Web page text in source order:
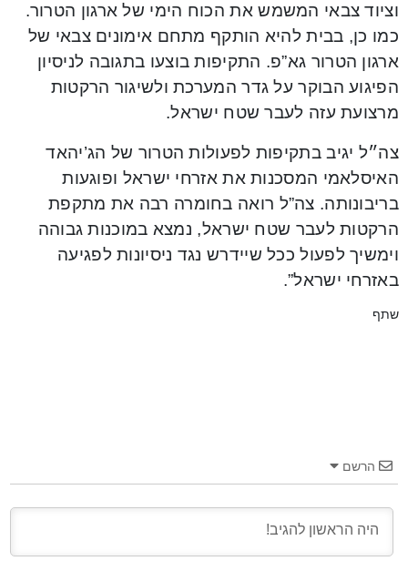
וציוד צבאי המשמש את הכוח הימי של ארגון הטרור.
כמו כן, בבית להיא הותקף מתחם אימונים צבאי של
ארגון הטרור גא”פ. התקיפות בוצעו בתגובה לניסיון
הפיגוע הבוקר על גדר המערכת ולשיגור הרקטות
מרצועת עזה לעבר שטח ישראל.
צה״ל יגיב בתקיפות לפעולות הטרור של הג’יהאד
האיסלאמי המסכנות את אזרחי ישראל ופוגעות
בריבונותה. צה”ל רואה בחומרה רבה את מתקפת
הרקטות לעבר שטח ישראל, נמצא במוכנות גבוהה
וימשיך לפעול ככל שיידרש נגד ניסיונות לפגיעה
באזרחי ישראל”.
שתף
הרשם